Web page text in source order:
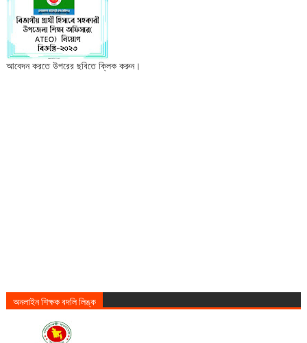
আবেদন করতে উপরের ছবিতে ক্লিক করুন।
অনলাইন শিক্ষক বদলি লিঙ্ক